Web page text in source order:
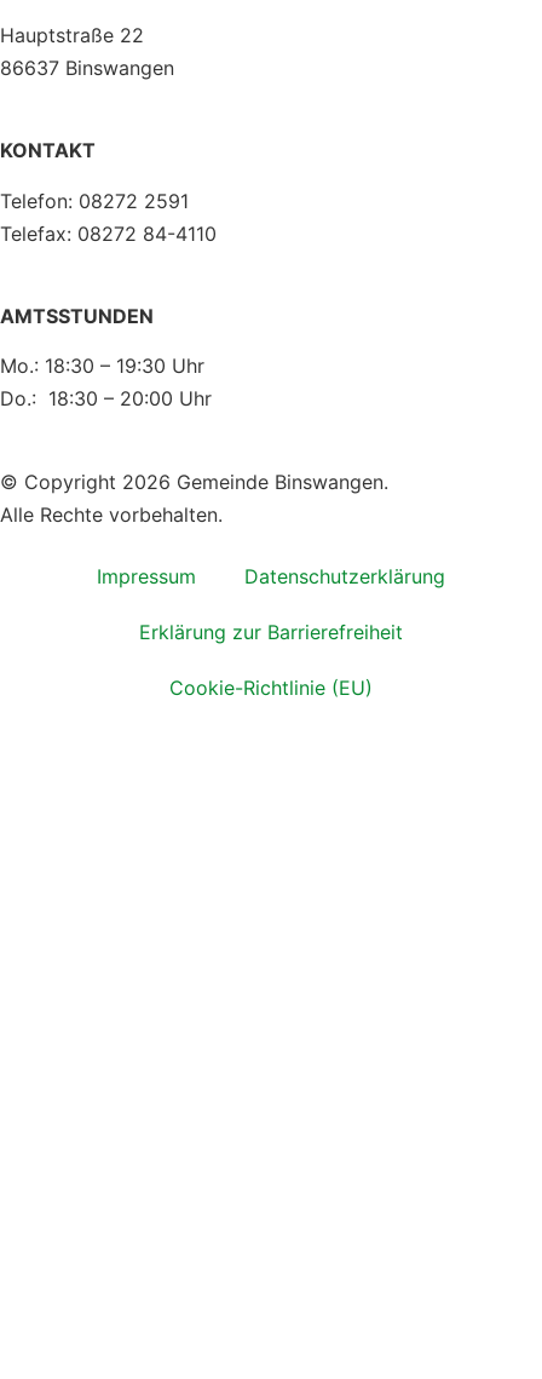
Hauptstraße 22
86637 Binswangen
KONTAKT
Telefon: 08272 2591
Telefax: 08272 84-4110
AMTSSTUNDEN
Mo.: 18:30 – 19:30 Uhr
Do.: 18:30 – 20:00 Uhr
© Copyright 2026 Gemeinde Binswangen.
Alle Rechte vorbehalten.
Impressum Datenschutzerklärung
Erklärung zur Barrierefreiheit
Cookie-Richtlinie (EU)